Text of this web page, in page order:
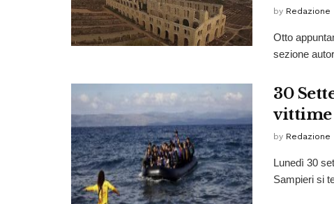
by Redazione
Otto
sezione
30
by Redazione
Lunedì 30
Sampieri si